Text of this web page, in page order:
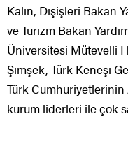
Kalın, Dışişleri Bakan
ve Turizm Bakan
Üniversitesi Mütevelli
Şimşek, Türk Keneşi
Türk
kurum liderleri ile çok